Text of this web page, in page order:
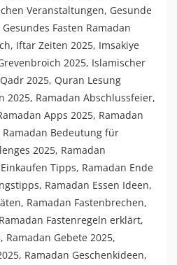
Veranstaltungen, Gesunde
Gesundes Fasten Ramadan
, Iftar Zeiten 2025, Imsakiye
2025, Islamischer
2025, Quran Lesung
2025, Ramadan Abschlussfeier,
Apps 2025, Ramadan
Ramadan Bedeutung für
2025, Ramadan
Tipps, Ramadan Ende
, Ramadan Essen Ideen,
, Ramadan Fastenbrechen,
Ramadan Fastenregeln erklärt,
, Ramadan Gebete 2025,
, Ramadan Geschenkideen,